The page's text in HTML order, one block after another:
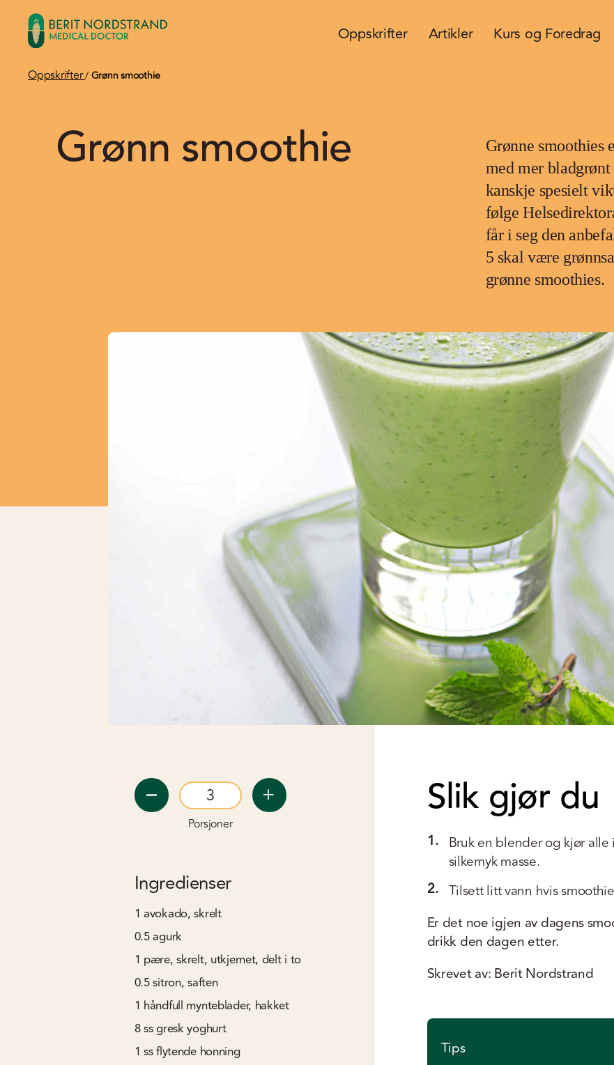
Oppskrifter Artikler Kurs og Foredrag
Oppskrifter/Grønn smoothie
Grønn smoothie
Grønne smoothies
med mer
kanskje spesielt
følge
får i seg den
5 skal være
grønne smoothies.
Porsjoner
Ingredienser
1 avokado, skrelt
0.5agurk
1 pære, skrelt, utkjernet, delt i to
0.5sitron, saften
1 håndfull mynteblader, hakket
8ssgresk yoghurt
1 ssflytende honning
Slik gjør du
1. Bruk en blender og kjør
silkemyk masse.
2. Tilsett litt vann hvis
Er det noe igjen av dagens
drikk den dagen etter.
Skrevet av: Berit Nordstrand
Tips